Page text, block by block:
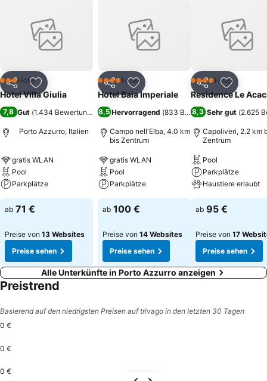
statt. Haustiere sind im Hotel willkommen. In der Lobby ist das
WLAN kostenfrei. Im Panoramarestaurant mit Aussicht aufs Meer
genießen die Gäste morgens und mittags ein reichhaltiges Buffet mit
toskanischen Spezialitäten zubereitet wird. An der Hotelbar werden
Getränke und Snacks angeboten. Die Festung Forte Longone liegt
eine fünf Kilometer lange Autofahrt von der Hotel Villa Giulia entfernt.
Für einen Besuch des Heiligtums der Madonna di Monserrato fährt
man sechseinhalb Kilometer.
Teilen Zu Favoriten hinzufügen
3 SterneHotel
Hotel Villa Giulia
7,8 Gut (1.434 Bewertungen)
Porto Azzurro, Italien
gratis WLAN
Pool
Parkplätze
ab 71 €
Preise von 13 Websites
Preise sehen
Teilen Zu Favoriten hinzufügen
4 SterneHotel
Hotel Baia Imperiale
8,5Hervorragend (833 Bewertungen )
Campo nell'Elba, 4.0 km
bis Zentrum
gratis WLAN
Pool
Parkplätze
ab 100 €
Preise von 14 Websites
Preise sehen
Teilen Zu
4 SterneHotel
Residence Le
8,3 Sehr gut (2.625
Capoliveri, 2.2 km
Zentrum
Pool
Parkplätze
Haustiere erlaubt
ab 95 €
Preise von 17
Preise sehen
Alle Unterkünfte in Porto Azzurro anzeigen
Preistrend
Basierend auf den niedrigsten Preisen auf trivago in den letzten 30 Tagen
0 €
0 €
0 €